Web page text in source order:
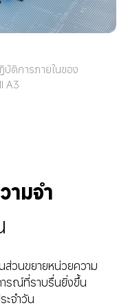
ติการภายในของ
A3
ามจำ
วนขยายหน่วยความ
ารณ์ที่ราบรื่นยิ่งขึ้น
ะจำวัน